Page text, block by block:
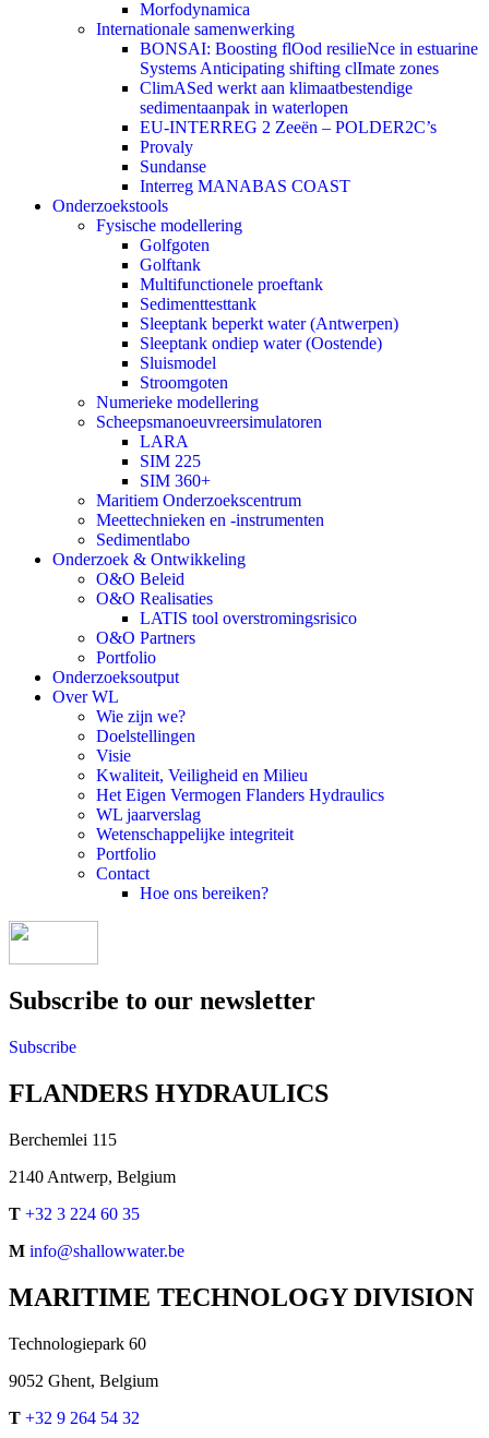
Morfodynamica
Internationale samenwerking
BONSAI: Boosting flOod resilieNce in estuarine
Systems Anticipating shifting clImate zones
ClimASed werkt aan klimaatbestendige
sedimentaanpak in waterlopen
EU-INTERREG 2 Zeeën – POLDER2C’s
Provaly
Sundanse
Interreg MANABAS COAST
Onderzoekstools
Fysische modellering
Golfgoten
Golftank
Multifunctionele proeftank
Sedimenttesttank
Sleeptank beperkt water (Antwerpen)
Sleeptank ondiep water (Oostende)
Sluismodel
Stroomgoten
Numerieke modellering
Scheepsmanoeuvreersimulatoren
LARA
SIM 225
SIM 360+
Maritiem Onderzoekscentrum
Meettechnieken en -instrumenten
Sedimentlabo
Onderzoek & Ontwikkeling
O&O Beleid
O&O Realisaties
LATIS tool overstromingsrisico
O&O Partners
Portfolio
Onderzoeksoutput
Over WL
Wie zijn we?
Doelstellingen
Visie
Kwaliteit, Veiligheid en Milieu
Het Eigen Vermogen Flanders Hydraulics
WL jaarverslag
Wetenschappelijke integriteit
Portfolio
Contact
Hoe ons bereiken?
Subscribe to our newsletter
Subscribe
FLANDERS HYDRAULICS
Berchemlei 115
2140 Antwerp, Belgium
T +32 3 224 60 35
M info@shallowwater.be
MARITIME TECHNOLOGY DIVISION
Technologiepark 60
9052 Ghent, Belgium
T +32 9 264 54 32